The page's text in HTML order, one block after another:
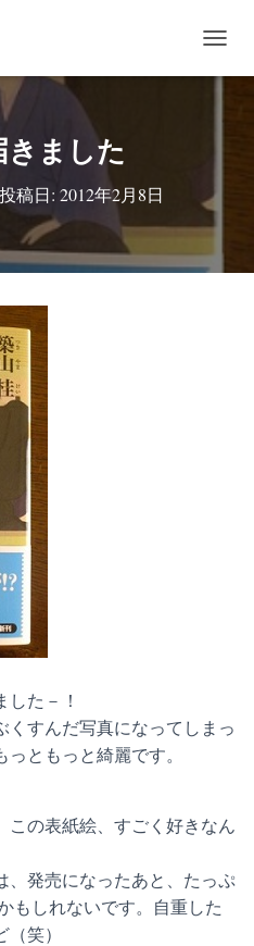
ビ
を
ました
投稿日: 2012年2月8日
した－！
くすんだ写真になってしまっ
ともっと綺麗です。
この表紙絵、すごく好きなん
、発売になったあと、たっぷ
もしれないです。自重した
笑）